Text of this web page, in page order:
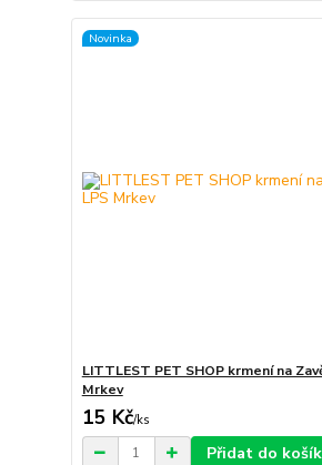
Novinka
LITTLEST PET SHOP krmení na
Mrkev
15 Kč/ks
Přidat do